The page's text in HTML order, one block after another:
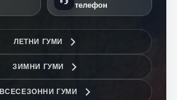
телефон
ЛЕТНИ ГУМИ
ЗИМНИ ГУМИ
ВСЕСЕЗОННИ ГУМИ